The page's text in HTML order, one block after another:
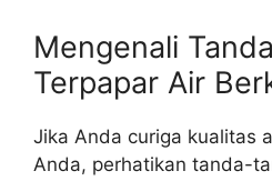
Mengenali
Terpapar Air
Jika Anda curiga kualitas
Anda, perhatikan tanda-